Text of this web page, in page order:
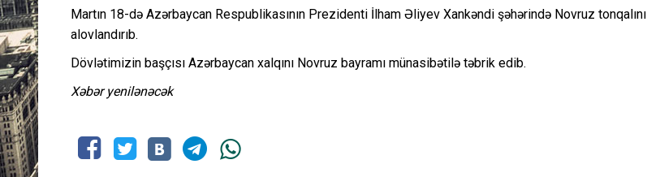
Martın 18-də Azərbaycan Respublikasının Prezidenti İlham Əliyev Xankəndi şəhərində Novruz tonqalını
alovlandırıb.
Dövlətimizin başçısı Azərbaycan xalqını Novruz bayramı münasibətilə təbrik edib.
Xəbər yenilənəcək